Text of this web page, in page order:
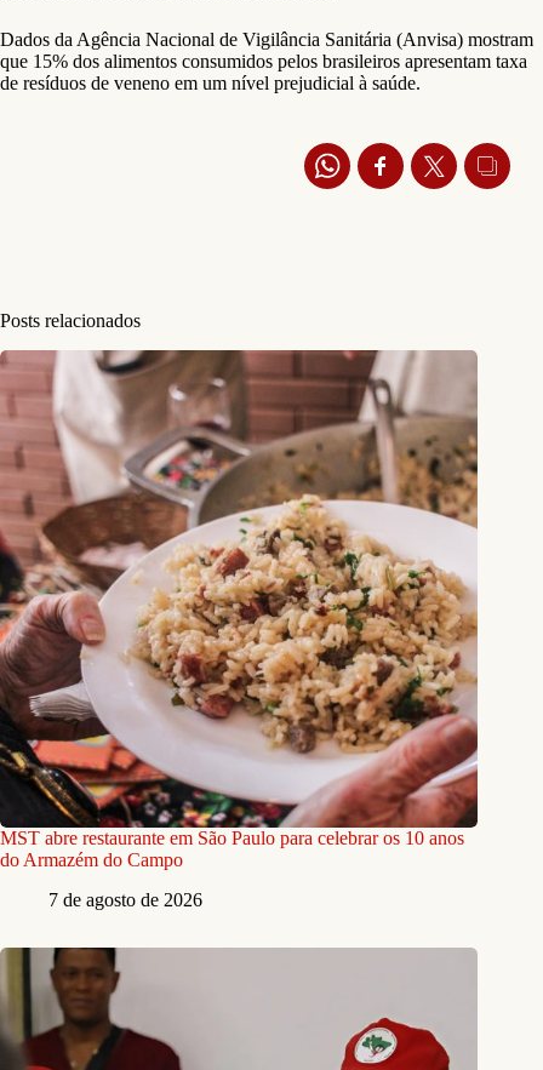
Dados da Agência Nacional de Vigilância Sanitária (Anvisa) mostram
que 15% dos alimentos consumidos pelos brasileiros apresentam taxa
de resíduos de veneno em um nível prejudicial à saúde.
Posts relacionados
MST abre restaurante em São Paulo para celebrar os 10 anos
do Armazém do Campo
7 de agosto de 2026